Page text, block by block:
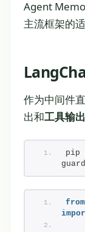
Agent
主流框架的
作为中间件
出和工具输出
pip
guard
from